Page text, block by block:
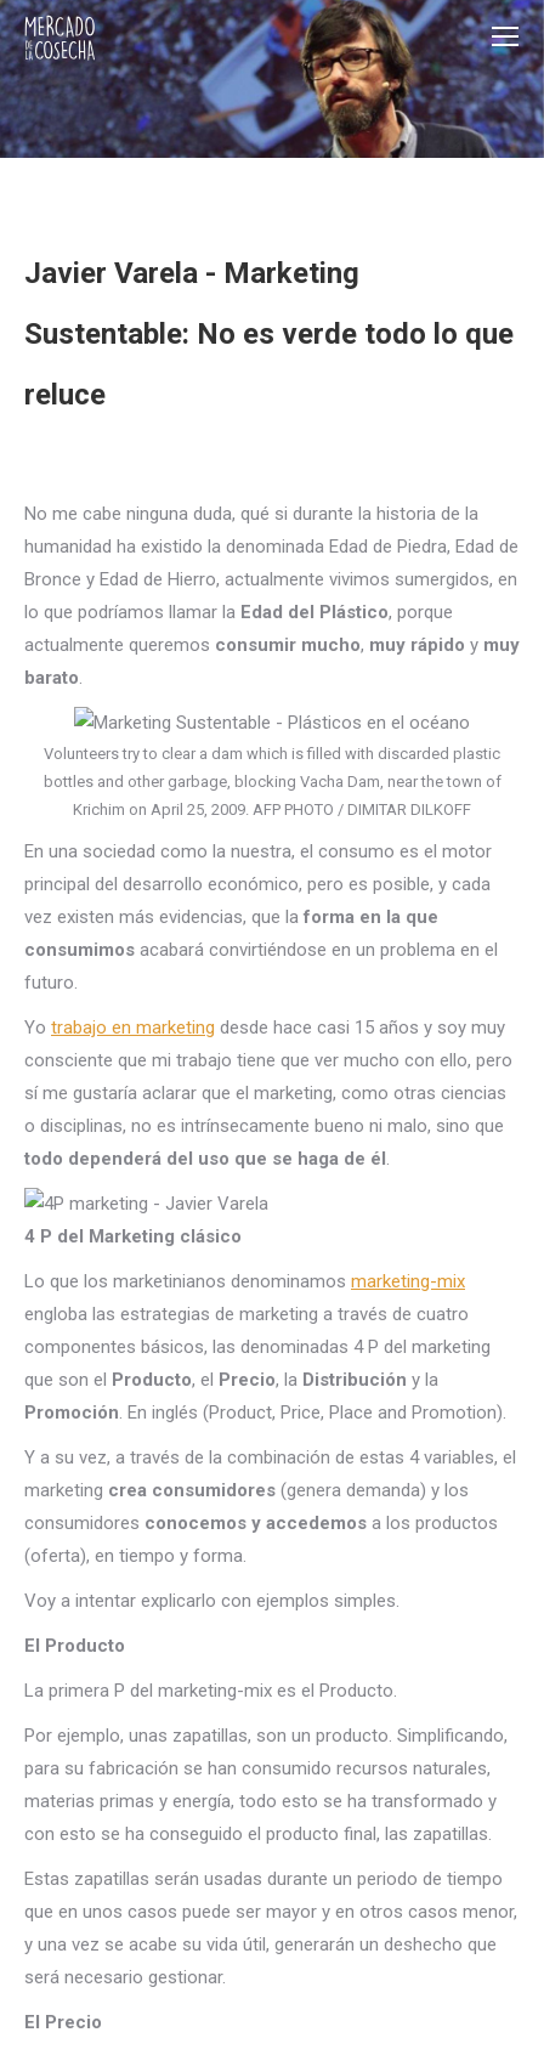
Javier Varela - Marketing
Sustentable: No es verde todo lo que
reluce
No me cabe ninguna duda, qué si durante la historia de la
humanidad ha existido la denominada Edad de Piedra, Edad de
Bronce y Edad de Hierro, actualmente vivimos sumergidos, en
lo que podríamos llamar la Edad del Plástico, porque
actualmente queremos consumir mucho, muy rápido y muy
barato.
Volunteers try to clear a dam which is filled with discarded plastic
bottles and other garbage, blocking Vacha Dam, near the town of
Krichim on April 25, 2009. AFP PHOTO / DIMITAR DILKOFF
En una sociedad como la nuestra, el consumo es el motor
principal del desarrollo económico, pero es posible, y cada
vez existen más evidencias, que la forma en la que
consumimos acabará convirtiéndose en un problema en el
futuro.
Yo trabajo en marketing desde hace casi 15 años y soy muy
consciente que mi trabajo tiene que ver mucho con ello, pero
sí me gustaría aclarar que el marketing, como otras ciencias
o disciplinas, no es intrínsecamente bueno ni malo, sino que
todo dependerá del uso que se haga de él.
4 P del Marketing clásico
Lo que los marketinianos denominamos marketing-mix
engloba las estrategias de marketing a través de cuatro
componentes básicos, las denominadas 4 P del marketing
que son el Producto, el Precio, la Distribución y la
Promoción. En inglés (Product, Price, Place and Promotion).
Y a su vez, a través de la combinación de estas 4 variables, el
marketing crea consumidores (genera demanda) y los
consumidores conocemos y accedemos a los productos
(oferta), en tiempo y forma.
Voy a intentar explicarlo con ejemplos simples.
El Producto
La primera P del marketing-mix es el Producto.
Por ejemplo, unas zapatillas, son un producto. Simplificando,
para su fabricación se han consumido recursos naturales,
materias primas y energía, todo esto se ha transformado y
con esto se ha conseguido el producto final, las zapatillas.
Estas zapatillas serán usadas durante un periodo de tiempo
que en unos casos puede ser mayor y en otros casos menor,
y una vez se acabe su vida útil, generarán un deshecho que
será necesario gestionar.
El Precio